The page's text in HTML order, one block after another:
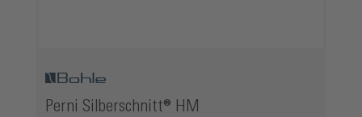
Perni Silberschnitt® HM